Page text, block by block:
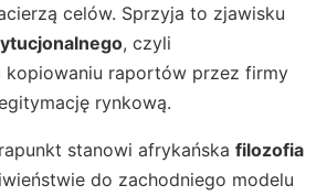
celów. Sprzyja to zjawisku
, czyli
kopiowaniu raportów przez firmy
rynkową.
stanowi afrykańska filozofia
do zachodniego modelu